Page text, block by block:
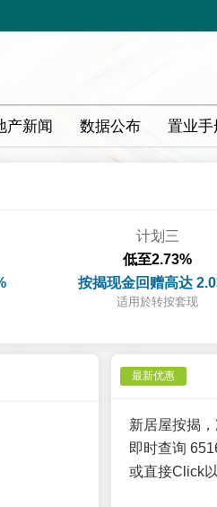
产新闻 数据公布 置业手
计划三
低至2.73%
按揭现金回赠高达
适用於转按套现
最新优惠
新居屋按揭
即时查询
或直接Click